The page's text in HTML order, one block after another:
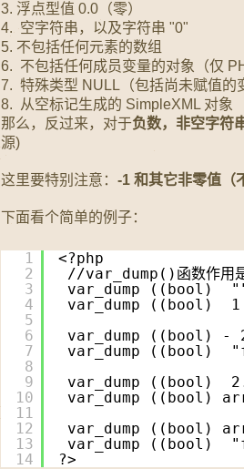
3. 浮点型值 0.0（零）
4. 空字符串，以及字符串 "0"
5. 不包括任何元素的数组
6. 不包括任何成员变量的对象（仅
7. 特殊类型 NULL（包括尚未赋值的
8. 从空标记生成的 SimpleXML 对象
那么，反过来，对于负数，非空字符
源)
这里要特别注意： -1 和其它非零值（
下面看个简单的例子：
1
2
3
4
5
6
7
8
9
10
11
12
13
14
<?php
//var_dump()函数作用是
var_dump ((bool)
var_dump ((bool)
var_dump ((bool)
var_dump ((bool)
var_dump ((bool)
var_dump ((bool)
var_dump ((bool)
var_dump ((bool)
?>